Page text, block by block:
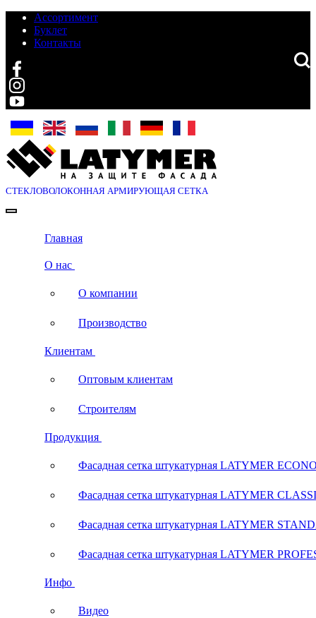
Ассортимент
Буклет
Контакты
Search
СТЕКЛОВОЛОКОННАЯ АРМИРУЮЩАЯ СЕТКА
Главная
О нас
О компании
Производство
Клиентам
Оптовым клиентам
Строителям
Продукция
Фасадная сетка штукатурная LATYMER
Фасадная сетка штукатурная LATYMER
Фасадная сетка штукатурная LATYMER
Фасадная сетка штукатурная LATYMER
Инфо
Видео